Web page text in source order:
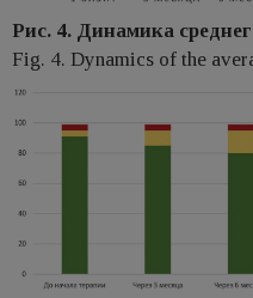
Рис. 4. Динамика
Fig. 4. Dynamics of the